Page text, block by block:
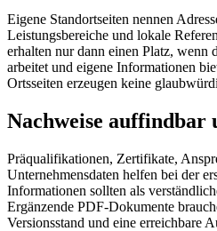
Eigene Standortseiten nennen
Leistungsbereiche und lokale
erhalten nur dann einen Platz, wenn
arbeitet und eigene Informationen
Ortsseiten erzeugen keine
Nachweise auffindbar
Präqualifikationen, Zertifikate,
Unternehmensdaten helfen bei der
Informationen sollten als
Ergänzende PDF-Dokumente
Versionsstand und eine erreichbare